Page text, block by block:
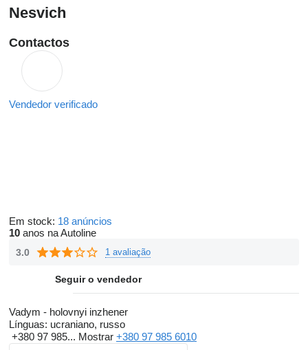
Nesvich
Contactos
Vendedor verificado
Em stock: 18 anúncios
10 anos na Autoline
3.0 1 avaliação
Seguir o vendedor
Vadym - holovnyi inzhener
Línguas: ucraniano, russo
+380 97 985... Mostrar +380 97 985 6010